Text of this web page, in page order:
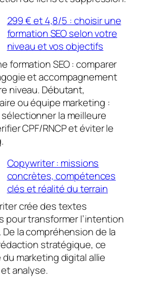
299 € et 4,8/5 : choisir une
formation SEO selon votre
niveau et vos objectifs
formation SEO : comparer
et accompagnement
niveau. Débutant,
ou équipe marketing :
la meilleure
CPF/RNCP et éviter le
Copywriter : missions
concrètes, compétences
clés et réalité du terrain
crée des textes
pour transformer l’intention
la compréhension de la
stratégique, ce
marketing digital allie
analyse.